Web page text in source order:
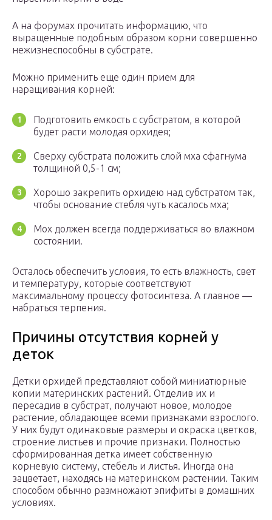
А на форумах прочитать информацию, что
выращенные подобным образом корни совершенно
нежизнеспособны в субстрате.
Можно применить еще один прием для
наращивания корней:
Подготовить емкость с субстратом, в которой
будет расти молодая орхидея;
Сверху субстрата положить слой мха сфагнума
толщиной 0,5-1 см;
Хорошо закрепить орхидею над субстратом так,
чтобы основание стебля чуть касалось мха;
Мох должен всегда поддерживаться во влажном
состоянии.
Осталось обеспечить условия, то есть влажность, свет
и температуру, которые соответствуют
максимальному процессу фотосинтеза. А главное —
набраться терпения.
Причины отсутствия корней у
деток
Детки орхидей представляют собой миниатюрные
копии материнских растений. Отделив их и
пересадив в субстрат, получают новое, молодое
растение, обладающее всеми признаками взрослого.
У них будут одинаковые размеры и окраска цветков,
строение листьев и прочие признаки. Полностью
сформированная детка имеет собственную
корневую систему, стебель и листья. Иногда она
зацветает, находясь на материнском растении. Таким
способом обычно размножают эпифиты в домашних
условиях.